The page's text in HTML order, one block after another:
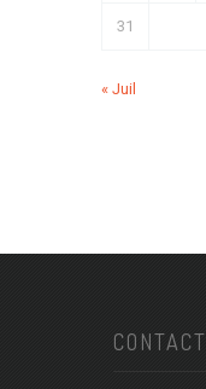
31
« Juil
CONTACT